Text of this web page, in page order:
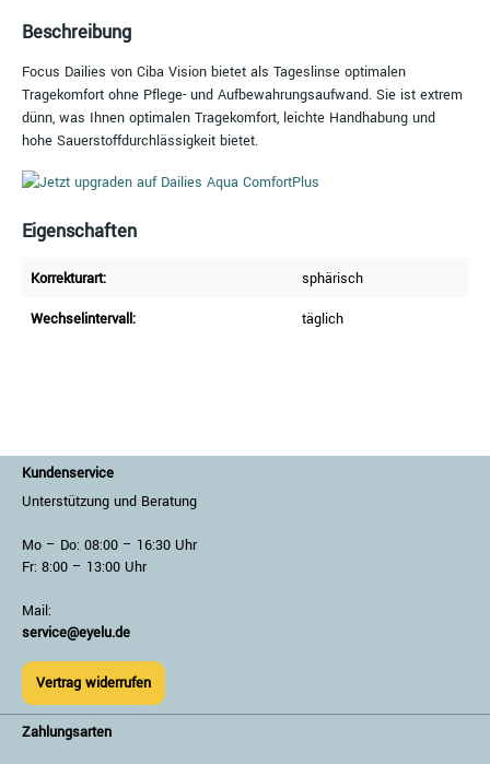
Beschreibung
Focus Dailies von Ciba Vision bietet als Tageslinse optimalen
Tragekomfort ohne Pflege- und Aufbewahrungsaufwand. Sie ist extrem
dünn, was Ihnen optimalen Tragekomfort, leichte Handhabung und
hohe Sauerstoffdurchlässigkeit bietet.
Eigenschaften
Korrekturart:
sphärisch
Wechselintervall:
täglich
Kundenservice
Unterstützung und Beratung
Mo – Do: 08:00 – 16:30 Uhr
Fr: 8:00 – 13:00 Uhr
Mail:
service@eyelu.de
Vertrag widerrufen
Zahlungsarten